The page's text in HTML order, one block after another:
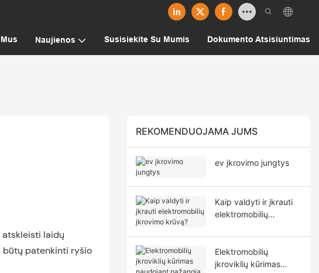
Naujienos Susisiekite Su Mumis Dokumento Atsisiuntimas
atskleisti laidų
būtų patenkinti ryšio
REKOMENDUOJAMA JUMS
ev įkrovimo jungtys
Kaip valdyti ir įkrauti
elektromobilių
Elektromobilių
įkroviklių kūrimas